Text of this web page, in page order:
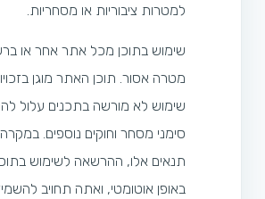
למטרות ציבוריות או מסחריות.
שימוש בתוכן מכל אתר אחר או
מטרה אסור. תוכן האתר מוגן
שימוש לא מורשה בתכנים עלול
סימני מסחר וחוקים נוספים.
תנאים אלו, ההרשאה לשימוש
באופן אוטומטי, ואתה תחויב